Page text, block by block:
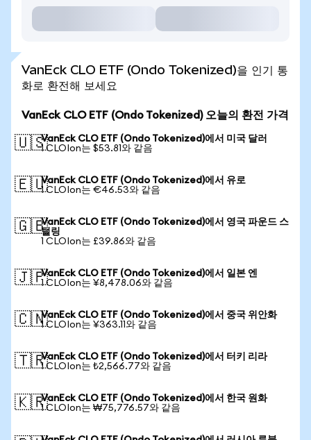
VanEck CLO ETF (Ondo Tokenized)을 인기 통
화로 환전해 보세요
VanEck CLO ETF (Ondo Tokenized) 오늘의 환전 가격
🇺🇸VanEck CLO ETF (Ondo Tokenized)에서 미국 달러
1 CLOIon는 $53.81와 같음
🇪🇺VanEck CLO ETF (Ondo Tokenized)에서 유로
1 CLOIon는 €46.53와 같음
🇬🇧VanEck CLO ETF (Ondo Tokenized)에서 영국 파운드 스
털링
1 CLOIon는 £39.86와 같음
🇯🇵VanEck CLO ETF (Ondo Tokenized)에서 일본 엔
1 CLOIon는 ¥8,478.06와 같음
🇨🇳VanEck CLO ETF (Ondo Tokenized)에서 중국 위안화
1 CLOIon는 ¥363.11와 같음
🇹🇷VanEck CLO ETF (Ondo Tokenized)에서 터키 리라
1 CLOIon는 ₺2,566.77와 같음
🇰🇷VanEck CLO ETF (Ondo Tokenized)에서 한국 원화
1 CLOIon는 ₩75,776.57와 같음